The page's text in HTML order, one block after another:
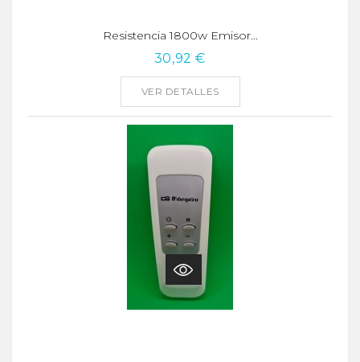
Resistencia 1800w Emisor...
30,92 €
VER DETALLES